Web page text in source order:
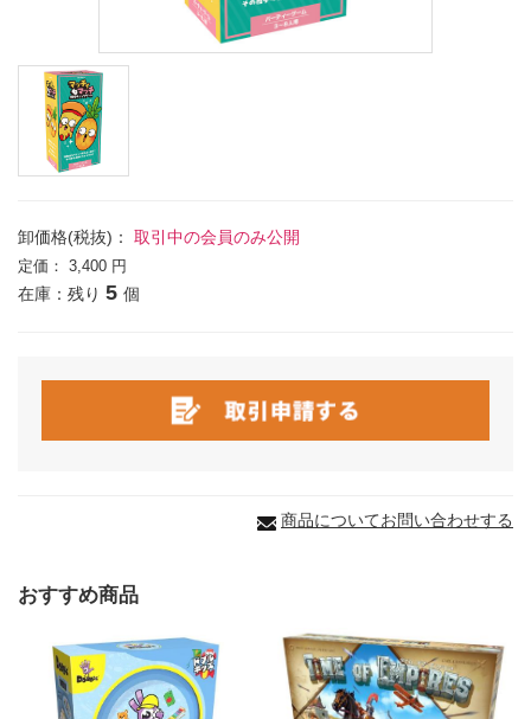
卸価格(税抜)： 取引中の会員のみ公開
定価： 3,400 円
在庫：残り 5 個
商品についてお問い合わせする
おすすめ商品